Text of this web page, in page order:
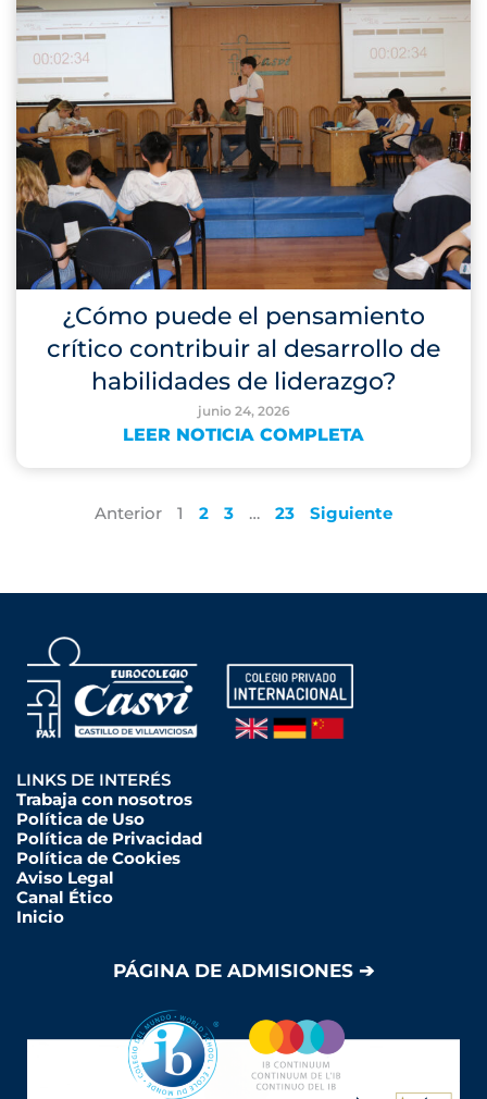
¿Cómo puede el pensamiento
crítico contribuir al desarrollo de
habilidades de liderazgo?
junio 24, 2026
LEER NOTICIA COMPLETA
Anterior 1 2 3 … 23 Siguiente
LINKS DE INTERÉS
Trabaja con nosotros
Política de Uso
Política de Privacidad
Política de Cookies
Aviso Legal
Canal Ético
Inicio
PÁGINA DE ADMISIONES ➔